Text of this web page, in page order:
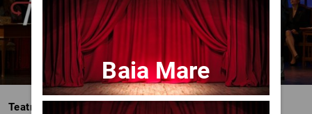
Teatrul Avangardia
Baia Mare